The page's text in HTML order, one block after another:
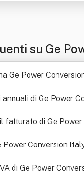
su Ge
Ge Power
annuali di Ge Power
fatturato di Ge
Power Conversion
di Ge Power